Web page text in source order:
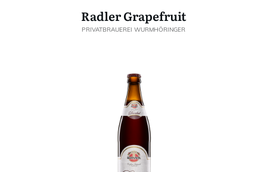
Radler Grapefruit
PRIVATBRAUEREI WURMHÖRINGER